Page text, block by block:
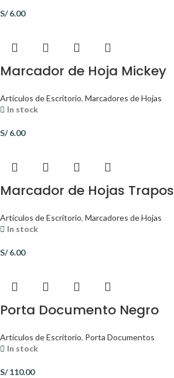
S/6.00
Marcador de Hoja Mickey
Artículos de Escritorio, Marcadores de Hojas
In stock
S/6.00
Marcador de Hojas Trapos
Artículos de Escritorio, Marcadores de Hojas
In stock
S/6.00
Porta Documento Negro
Artículos de Escritorio, Porta Documentos
In stock
S/110.00